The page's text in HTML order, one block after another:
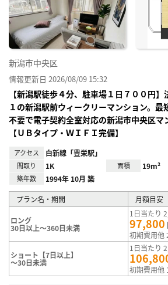
新潟市中央区
情報更新日 2026/08/09 15:32
【新潟駅徒歩４分、駐車場１日７００円
１の新潟駅前ウィークリーマンション。最
不要で電子契約全室対応の新潟市中央区マ
【ＵＢタイプ・ＷＩＦＩ完備】
アクセス 白新線「豊栄駅」
間取り 1K 面積 19m²
築年数 1994年 10月 築
プラン名・期間 月額目安
ロング
30日以上～360日未満
1日当たり
97,800
初期費用他
ショート【7日以上】
～30日未満
1日当たり
初期費用他